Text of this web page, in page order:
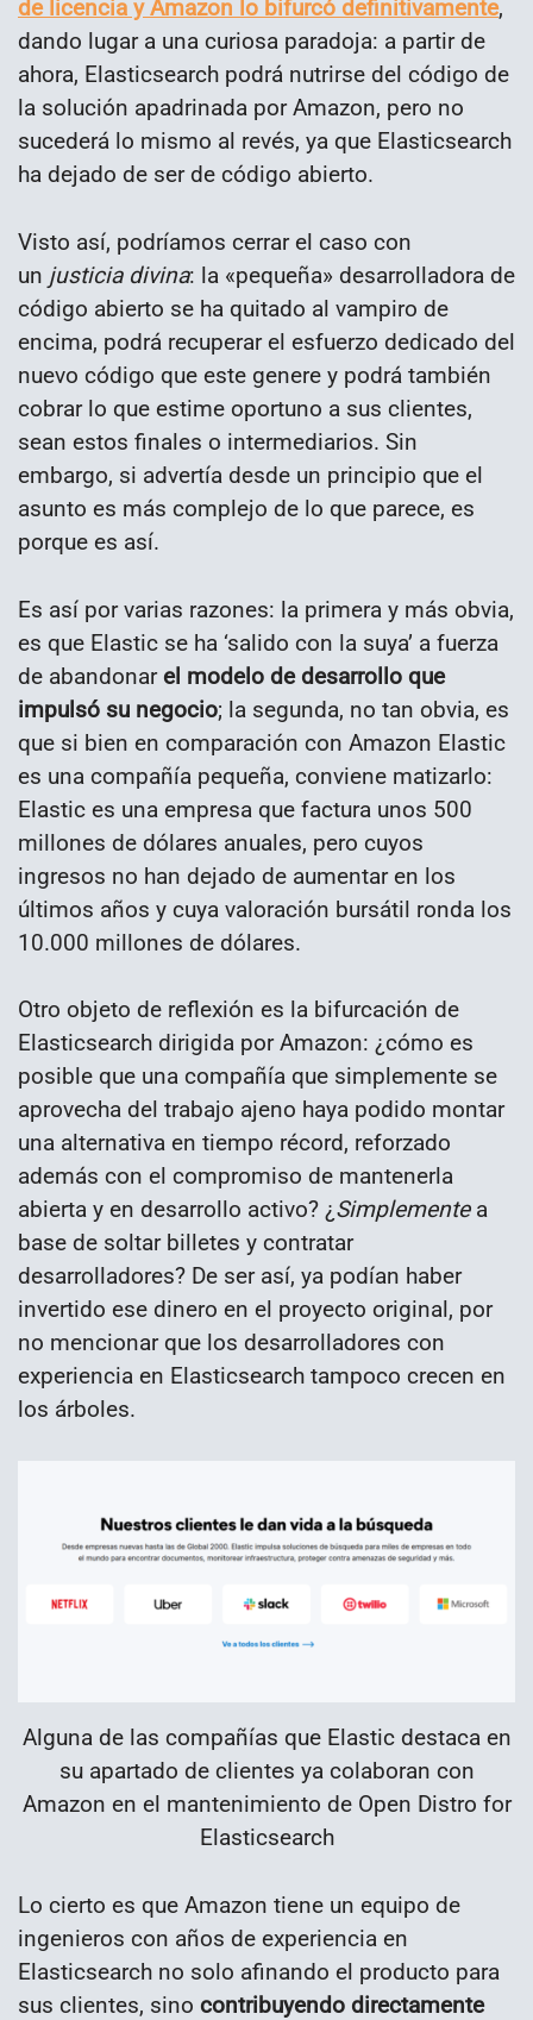
de licencia y Amazon lo bifurcó definitivamente,
dando lugar a una curiosa paradoja: a partir de
ahora, Elasticsearch podrá nutrirse del código de
la solución apadrinada por Amazon, pero no
sucederá lo mismo al revés, ya que Elasticsearch
ha dejado de ser de código abierto.
Visto así, podríamos cerrar el caso con
un justicia divina: la «pequeña» desarrolladora de
código abierto se ha quitado al vampiro de
encima, podrá recuperar el esfuerzo dedicado del
nuevo código que este genere y podrá también
cobrar lo que estime oportuno a sus clientes,
sean estos finales o intermediarios. Sin
embargo, si advertía desde un principio que el
asunto es más complejo de lo que parece, es
porque es así.
Es así por varias razones: la primera y más obvia,
es que Elastic se ha ‘salido con la suya’ a fuerza
de abandonarel modelo de desarrollo que
impulsó su negocio; la segunda, no tan obvia, es
que si bien en comparación con Amazon Elastic
es una compañía pequeña, conviene matizarlo:
Elastic es una empresa que factura unos 500
millones de dólares anuales, pero cuyos
ingresos no han dejado de aumentar en los
últimos años y cuya valoración bursátil ronda los
10.000 millones de dólares.
Otro objeto de reflexión es la bifurcación de
Elasticsearch dirigida por Amazon: ¿cómo es
posible que una compañía que simplemente se
aprovecha del trabajo ajeno haya podido montar
una alternativa en tiempo récord, reforzado
además con el compromiso de mantenerla
abierta y en desarrollo activo? ¿Simplementea
base de soltar billetes y contratar
desarrolladores? De ser así, ya podían haber
invertido ese dinero en el proyecto original, por
no mencionar que los desarrolladores con
experiencia en Elasticsearch tampoco crecen en
los árboles.
Alguna de las compañías que Elastic destaca en
su apartado de clientes ya colaboran con
Amazon en el mantenimiento de Open Distro for
Elasticsearch
Lo cierto es que Amazon tiene un equipo de
ingenieros con años de experiencia en
Elasticsearch no solo afinando el producto para
sus clientes, sino contribuyendo directamente